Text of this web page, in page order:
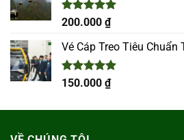
Được xếp
5.00
5 sao
200.000 ₫
Vé Cáp Treo Tiêu Chuẩn
Được xếp
5.00
150.000 ₫